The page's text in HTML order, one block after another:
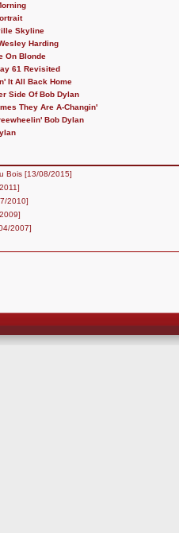
Skyline
Harding
On Blonde
61 Revisited
It All Back Home
Side Of Bob Dylan
They Are A-Changin'
Bob Dylan
Bois [13/08/2015]
2010]
2007]